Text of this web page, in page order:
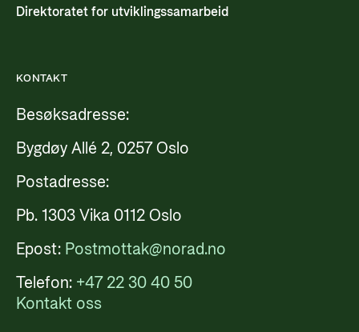
Direktoratet for utviklingssamarbeid
KONTAKT
Besøksadresse:
Bygdøy Allé 2, 0257 Oslo
Postadresse:
Pb. 1303 Vika 0112 Oslo
Epost: Postmottak@norad.no
Telefon: +47 22 30 40 50
Kontakt oss